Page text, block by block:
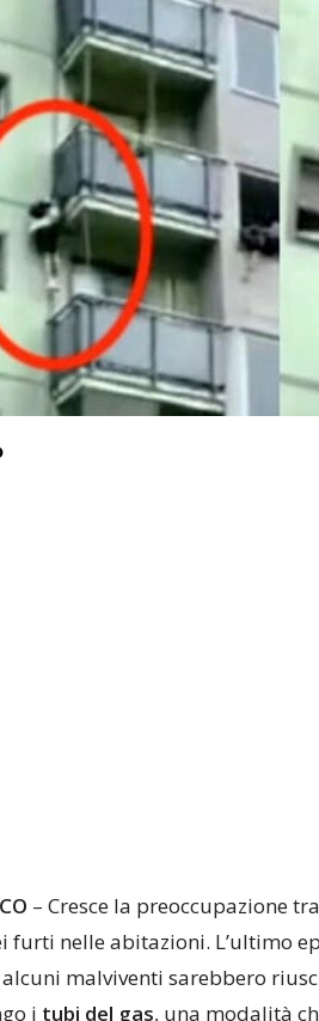
– Cresce la preoccupazione
furti nelle abitazioni. L’ultimo
alcuni malviventi sarebbero
i tubi del gas, una modalità